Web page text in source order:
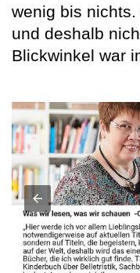
wenig bis nichts.
und deshalb
Blickwinkel war